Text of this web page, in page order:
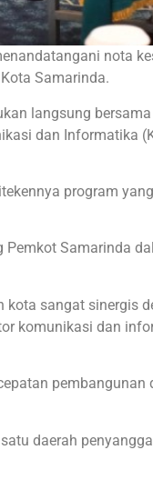
nota
Samarinda.
langsung
dan Informatika
program
Samarinda
sangat sinergis
komunikasi dan
daerah